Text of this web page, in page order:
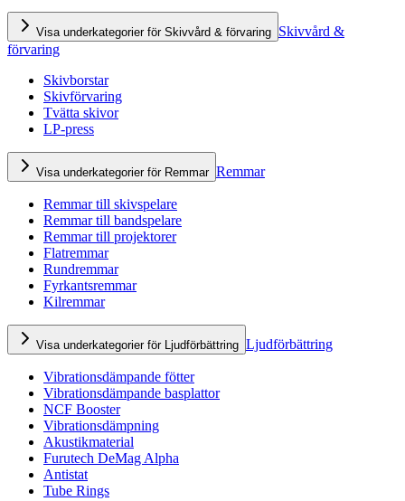
Visa underkategorier för Skivvård & förvaring Skivvård &
förvaring
Skivborstar
Skivförvaring
Tvätta skivor
LP-press
Visa underkategorier för Remmar Remmar
Remmar till skivspelare
Remmar till bandspelare
Remmar till projektorer
Flatremmar
Rundremmar
Fyrkantsremmar
Kilremmar
Visa underkategorier för Ljudförbättring Ljudförbättring
Vibrationsdämpande fötter
Vibrationsdämpande basplattor
NCF Booster
Vibrationsdämpning
Akustikmaterial
Furutech DeMag Alpha
Antistat
Tube Rings